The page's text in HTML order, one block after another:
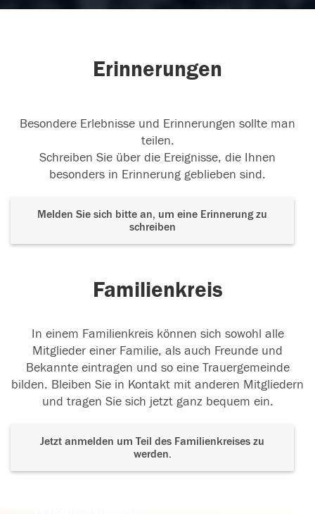
Erinnerungen
Besondere Erlebnisse und Erinnerungen sollte man
teilen.
Schreiben Sie über die Ereignisse, die Ihnen
besonders in Erinnerung geblieben sind.
Melden Sie sich bitte an, um eine Erinnerung zu
schreiben
Familienkreis
In einem Familienkreis können sich sowohl alle
Mitglieder einer Familie, als auch Freunde und
Bekannte eintragen und so eine Trauergemeinde
bilden. Bleiben Sie in Kontakt mit anderen Mitgliedern
und tragen Sie sich jetzt ganz bequem ein.
Jetzt anmelden um Teil des Familienkreises zu
werden.